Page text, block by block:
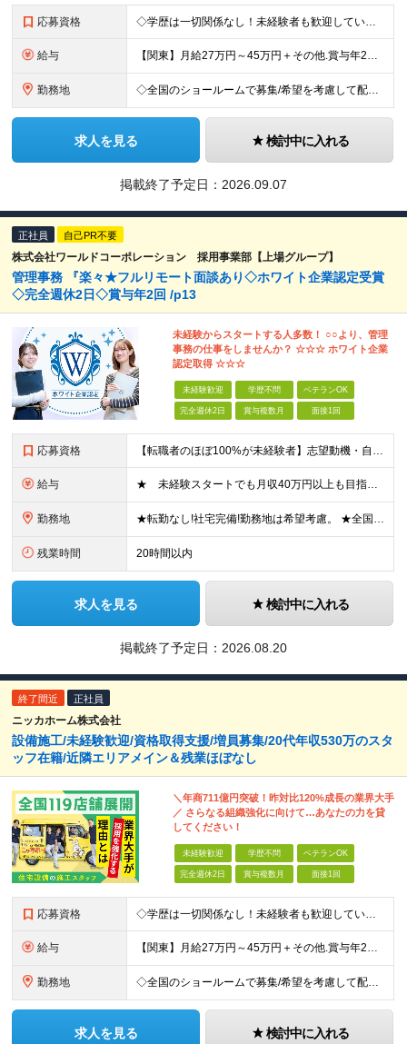
応募資格 ◇学歴は一切関係なし！未経験者も歓迎しています ◇30歳以下の方/普通自動車免許（AT限定可） ＼必須条件／ ・30歳以下の方（長期勤続によるキャリア形成のため） ・要普通免許（AT限定可） ＼募
給与 【関東】月給27万円～45万円＋その他.賞与年2回 【その他の地域】月給25万円～45万円＋その他.賞与年2回 ◆資格・能力等に応じて、それ以上の額からのスタートもあり！ 普免以外の資格やスキルがあ
勤務地 ◇全国のショールームで募集/希望を考慮して配属 ◇北海道/東北/関東/中部/近畿/中国・四国/九州 募集エリア ￣￣￣￣￣￣￣￣￣￣￣￣￣￣ ▽北海道エリア 北海道 ▽東北エリア 宮城県、福島県
求人を見る 検討中に入れる
掲載終了予定日： 2026.09.07
正社員 自己PR不要
株式会社ワールドコーポレーション 採用事業部【上場グループ】
管理事務 『楽々★フルリモート面談あり◇ホワイト企業認定受賞
◇完全週休2日◇賞与年2回 /p13
未経験からスタートする人多数！ ○○より、管理
事務の仕事をしませんか？ ☆☆☆ ホワイト企業
認定取得 ☆☆☆
未経験歓迎 学歴不問 ベテランOK
完全週休2日 賞与複数月 面接1回
応募資格 【転職者のほぼ100%が未経験者】志望動機・自己PR不要 ◎学歴、職歴、転職回数、正社員経験の有無などは一切問いません！ ◎ご年齢が38歳までの方※若年層の長期キャリア形成のため 普通自動車免許（
給与 ★ 未経験スタートでも月収40万円以上も目指せます！ ★ ★ 試用期間6か月あり／給与・待遇に変更なし ★ ＼パターン①orパターン②で給与形態の選択が可能／ ＜パターン①＞ 月給+交通費+（残業
勤務地 ★転勤なし!社宅完備!勤務地は希望考慮。 ★全国の拠点 ★U・Iターン歓迎! ■関東/東京、神奈川、埼玉、千葉、群馬、栃木、茨城 ■東北/青森、秋田、岩手、宮城、福島、山形 ■関西/大阪、兵庫、京都
残業時間 20時間以内
求人を見る 検討中に入れる
掲載終了予定日： 2026.08.20
終了間近 正社員
ニッカホーム株式会社
設備施工/未経験歓迎/資格取得支援/増員募集/20代年収530万のスタ
ッフ在籍/近隣エリアメイン＆残業ほぼなし
＼年商711億円突破！昨対比120%成長の業界大手
／ さらなる組織強化に向けて…あなたの力を貸
してください！
未経験歓迎 学歴不問 ベテランOK
完全週休2日 賞与複数月 面接1回
応募資格 ◇学歴は一切関係なし！未経験者も歓迎しています ◇30歳以下の方/普通自動車免許（AT限定可） ＼必須条件／ ・30歳以下の方（長期勤続によるキャリア形成のため） ・要普通免許（AT限定可） ＼募
給与 【関東】月給27万円～45万円＋その他.賞与年2回 【その他の地域】月給25万円～45万円＋その他.賞与年2回 ◆資格・能力等に応じて、それ以上の額からのスタートもあり！ 普免以外の資格やスキルがあ
勤務地 ◇全国のショールームで募集/希望を考慮して配属 ◇北海道/東北/関東/中部/近畿/中国・四国/九州 募集エリア ￣￣￣￣￣￣￣￣￣￣￣￣￣￣ ▽北海道エリア 北海道 ▽東北エリア 宮城県、福島県
求人を見る 検討中に入れる